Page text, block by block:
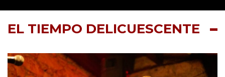
EL TIEMPO DELICUESCENTE